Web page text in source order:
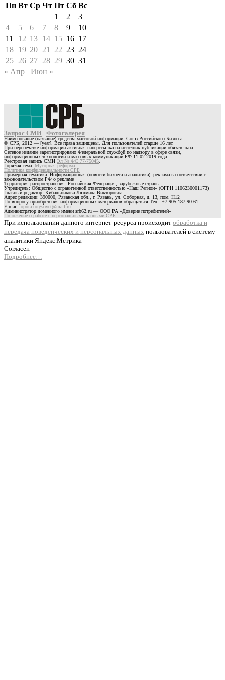
Пн Вт Ср Чт Пт Сб Вс
1
2
3
4
5 6 7 8 9
10
11
12 13 14 15 16 17
18 19 20 21 22 23 24
25 26 27 28 29 30 31
« Апр
Июн »
Запрос СМИ Фотогалерея
Наименование (название) средства массовой информации: Союз Российского Бизнеса
© СРБ, 2012 — [year]. Все права защищены. Для пользователей старше 16 лет.
При перепечатке информации активная гиперссылка на источник публикации обязательна
Сетевое издание зарегистрировано Федеральной службой по надзору в сфере связи,
информационных технологий и массовых коммуникаций РФ 11.02.2019 года.
Реестровая запись СМИ Эл № ФС 77-75045
Горячая тема: Мусорная реформа
Политика конфиденциальности СРБ
Примерная тематика: Информационная (новости бизнеса и аналитика), реклама в соответствии с
законодательством РФ о рекламе
Территория распространения: Российская Федерация, зарубежные страны
Учредитель: Общество с ограниченной ответственностью «Наш Регион» (ОГРН 1106230001173)
Главный редактор: Кибальникова Людмила Викторовна
Адрес редакции: 390000, Рязанская обл., г. Рязань, ул. Соборная, д. 13, пом. Н12
По вопросу приобретения информационных материалов обращаться:Тел.: +7 905 187-90-61
E-mail:opora-torgsovet@mail.ru
Администратор доменного имени srb62.ru — ООО РА «Доверие потребителей»
Положение о работе с персональными данными СРБ
При использовании данного интернет-ресурса происходит обработка и
передача поведенческих и персональных данных пользователей в систему
аналитики Яндекс.Метрика
Согласен
Подробнее…